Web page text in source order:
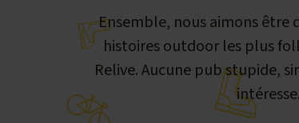
Ensemble, nous aimons être
histoires outdoor les plus
Relive. Aucune pub stupide,
intéresse.